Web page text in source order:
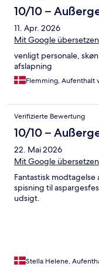
10/10 –
11. Apr. 2026
Mit Google übersetzen
venligt personale,
afslapning
Flemming, Aufenthalt
Verifizierte Bewertung
10/10 –
22. Mai 2026
Mit Google übersetzen
Fantastisk
spisning til
udsigt.
Stella Helene,